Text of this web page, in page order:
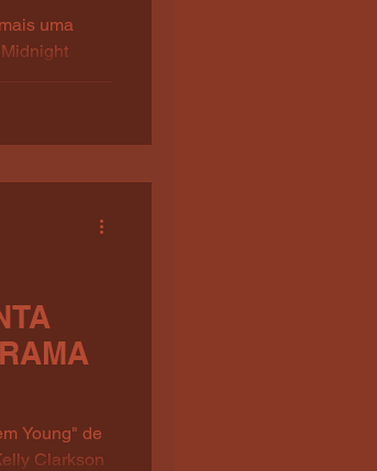
uma
Young" de
Clarkson